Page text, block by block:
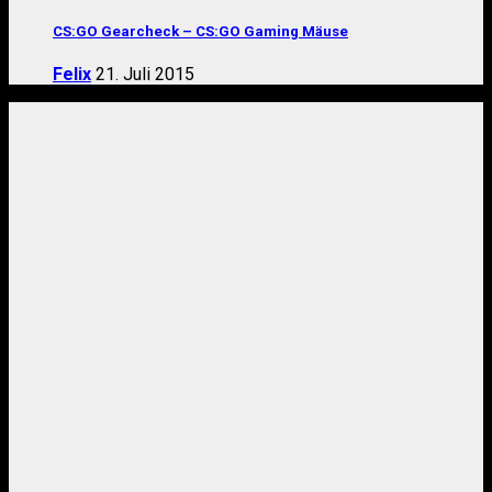
CS:GO Gearcheck – CS:GO Gaming Mäuse
Felix 21. Juli 2015